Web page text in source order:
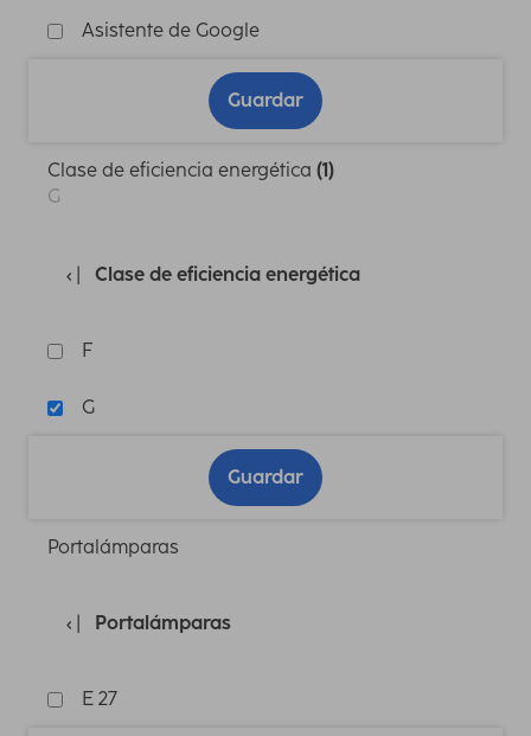
Asistente de Google
Guardar
Clase de eficiencia energética (1)
G
Clase de eficiencia energética
F
G
Guardar
Portalámparas
Portalámparas
E 27